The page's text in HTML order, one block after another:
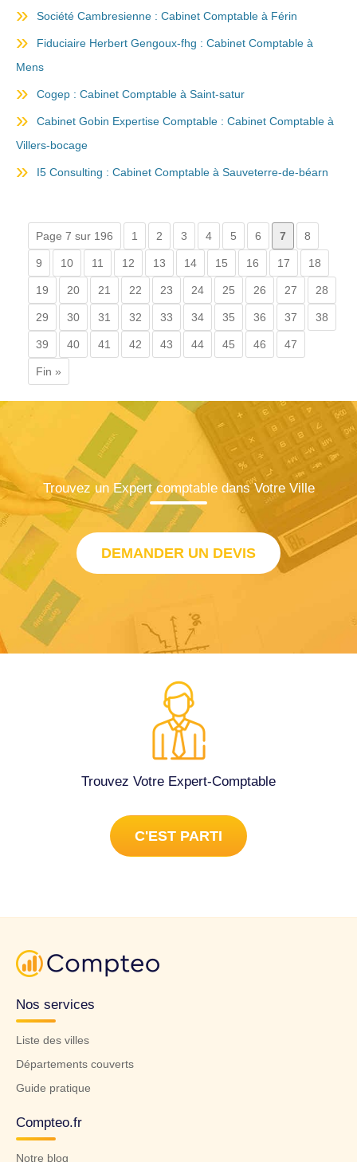
Société Cambresienne : Cabinet Comptable à Férin
Fiduciaire Herbert Gengoux-fhg : Cabinet Comptable à
Mens
Cogep : Cabinet Comptable à Saint-satur
Cabinet Gobin Expertise Comptable : Cabinet Comptable à
Villers-bocage
I5 Consulting : Cabinet Comptable à Sauveterre-de-béarn
Page 7 sur 196 1 2 3 4 5 6 7 8
9 10 11 12 13 14 15 16 17 18
19 20 21 22 23 24 25 26 27 28
29 30 31 32 33 34 35 36 37 38
39 40 41 42 43 44 45 46 47
Fin »
Trouvez un Expert comptable dans Votre Ville
DEMANDER UN DEVIS
Trouvez Votre Expert-Comptable
C'EST PARTI
Nos services
Liste des villes
Départements couverts
Guide pratique
Compteo.fr
Notre blog